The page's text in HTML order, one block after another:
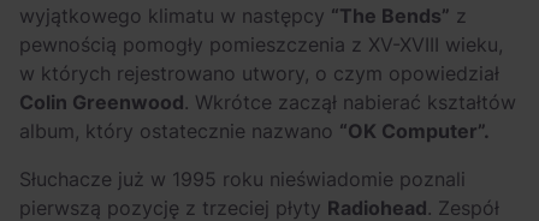
wyjątkowego klimatu w następcy “The Bends” z
pewnością pomogły pomieszczenia z XV-XVIII wieku,
w których rejestrowano utwory, o czym opowiedział
Colin Greenwood. Wkrótce zaczął nabierać kształtów
album, który ostatecznie nazwano “OK Computer”.
Słuchacze już w 1995 roku nieświadomie poznali
pierwszą pozycję z trzeciej płyty Radiohead. Zespół